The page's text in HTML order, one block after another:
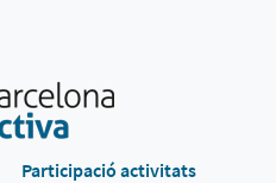
Participació activitats